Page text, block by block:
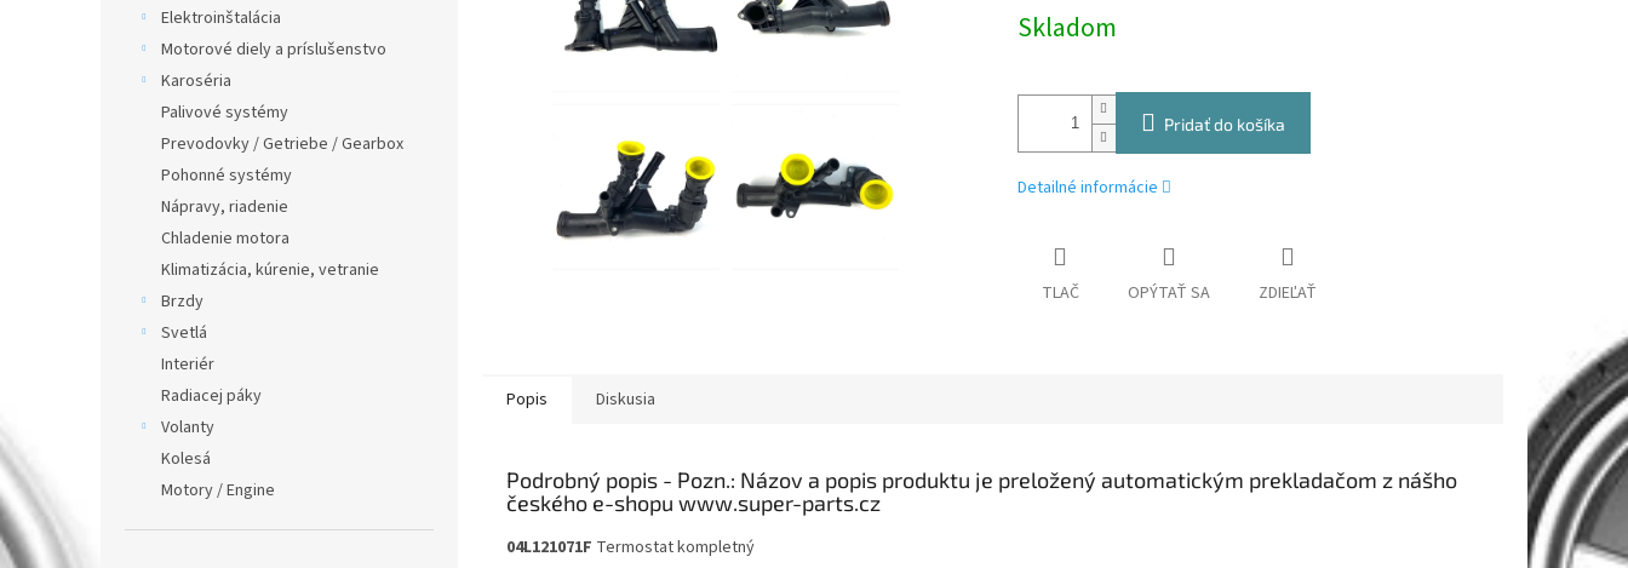
Elektroinštalácia
Motorové diely a príslušenstvo
Karoséria
Palivové systémy
Prevodovky / Getriebe / Gearbox
Pohonné systémy
Nápravy, riadenie
Chladenie motora
Klimatizácia, kúrenie, vetranie
Brzdy
Svetlá
Interiér
Radiacej páky
Volanty
Kolesá
Motory / Engine
Skladom
Pridať do košíka
Detailné informácie
TLAČ OPÝTAŤ SA ZDIEĽAŤ
Popis Diskusia
Podrobný popis
04L121071F Termostat kompletný